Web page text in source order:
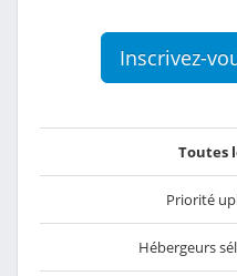
Inscrivez-
Toutes
Priorité
Hébergeurs